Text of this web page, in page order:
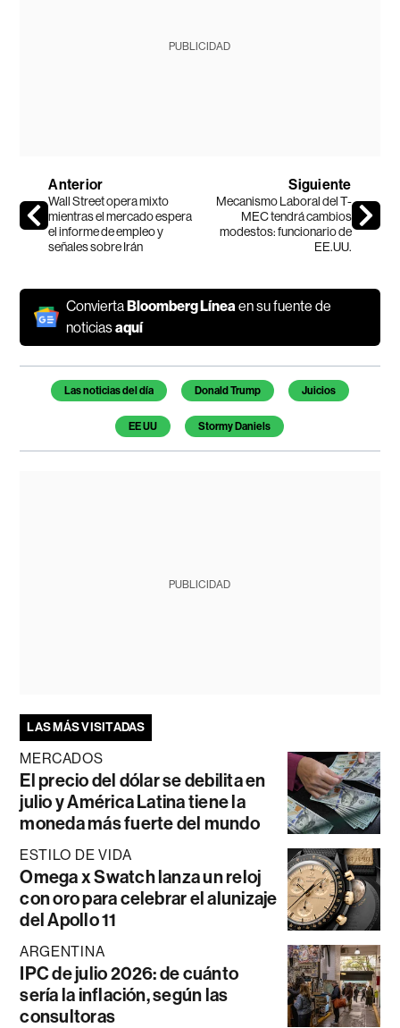
PUBLICIDAD
Anterior
Wall Street opera mixto
mientras el mercado espera
el informe de empleo y
señales sobre Irán
Siguiente
Mecanismo Laboral del T-
MEC tendrá cambios
modestos: funcionario de
EE.UU.
ConviertaBloomberg Línea en su fuente de
noticiasaquí
Temas de este artículo
Las noticias del día Donald Trump Juicios
EE UU Stormy Daniels
PUBLICIDAD
LAS MÁS VISITADAS
MERCADOS
El precio del dólar se debilita en
julio y América Latina tiene la
moneda más fuerte del mundo
ESTILO DE VIDA
Omega x Swatch lanza un reloj
con oro para celebrar el alunizaje
del Apollo 11
ARGENTINA
IPC de julio 2026: de cuánto
sería la inflación, según las
consultoras